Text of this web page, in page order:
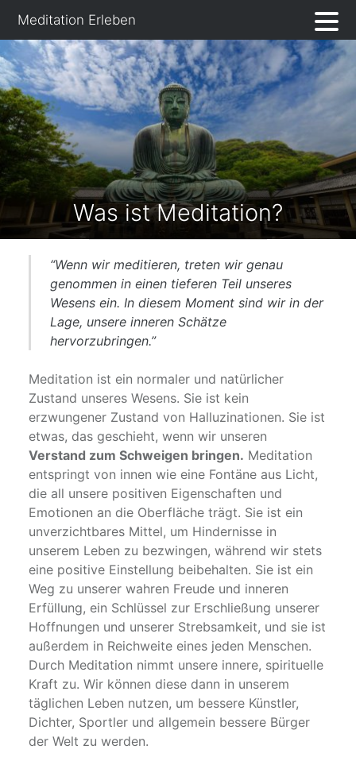
content
Meditation Erleben
Was ist Meditation?
“Wenn wir meditieren, treten wir genau
genommen in einen tieferen Teil unseres
Wesens ein. In diesem Moment sind wir in der
Lage, unsere inneren Schätze
hervorzubringen.”
Meditation ist ein normaler und natürlicher
Zustand unseres Wesens. Sie ist kein
erzwungener Zustand von Halluzinationen. Sie ist
etwas, das geschieht, wenn wir unseren
Verstand zum Schweigen bringen. Meditation
entspringt von innen wie eine Fontäne aus Licht,
die all unsere positiven Eigenschaften und
Emotionen an die Oberfläche trägt. Sie ist ein
unverzichtbares Mittel, um Hindernisse in
unserem Leben zu bezwingen, während wir stets
eine positive Einstellung beibehalten. Sie ist ein
Weg zu unserer wahren Freude und inneren
Erfüllung, ein Schlüssel zur Erschließung unserer
Hoffnungen und unserer Strebsamkeit, und sie ist
außerdem in Reichweite eines jeden Menschen.
Durch Meditation nimmt unsere innere, spirituelle
Kraft zu. Wir können diese dann in unserem
täglichen Leben nutzen, um bessere Künstler,
Dichter, Sportler und allgemein bessere Bürger
der Welt zu werden.